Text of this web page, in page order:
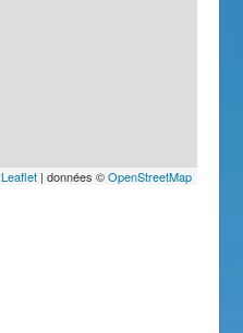
Leaflet| données ©OpenStreetMap